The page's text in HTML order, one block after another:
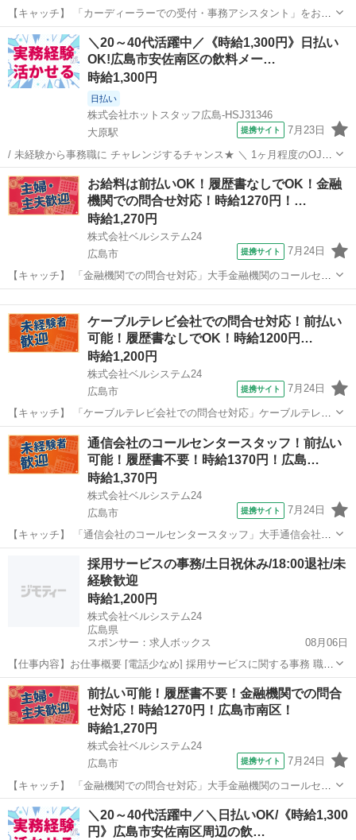
【キャッチ】 「カーディーラーでの受付・事務アシスタント」をお任
せ!!日払いで好きな時にお給料GET未経験スタッフ活躍中スキルに自信
がなくてもOK◎【未経験歓迎】人と接することが好きな方におすすめ
◎20～40代女性活躍中・即...
広島 広島市 一般事務
＼20～40代活躍中／《時給1,300円》日払い
OK!広島市安佐南区の飲料メー…
時給1,300円
日払い
株式会社ホットスタッフ広島-HSJ31346
大原駅
提携サイト 7月23日
/ 未経験から事務職に チャレンジするチャンス★ ＼ 1ヶ月程度のOJT
があるので しっかり学べます! 業務中、分からないことがあっても す
ぐに聞ける環境なので 安心して働けますよ♪ < こんな作業をします!! >
...
広島 大原駅 一般事務
お給料は前払いOK！履歴書なしでOK！金融
機関での問合せ対応！時給1270円！…
時給1,270円
株式会社ベルシステム24
広島市
提携サイト 7月24日
【キャッチ】 「金融機関での問合せ対応」大手金融機関のコールセン
ター！土日祝休み！開始日調整OK 【コメント】 ベルシステム24には
経験や資格一切不問のお仕事も多数(^^♪ ＃扶養内・Wワーク ＃週2の
スキマワーク ＃1...ケーブルテレビ会社での問合せ対応！前払い
可能！履歴書なしでOK！時給1200円…
時給1,200円
株式会社ベルシステム24
広島市
提携サイト 7月24日
【キャッチ】 「ケーブルテレビ会社での問合せ対応」ケーブルテレビ
会社のカスタマーサポート！週3日～！開始日調整OK！未経験OK
【コメント】 ベルシステム24には経験や資格一切不問のお仕事も多数
(^^♪ ＃扶養内・Wワー...
広島 広島市 電話対応
通信会社のコールセンタースタッフ！前払い
可能！履歴書不要！時給1370円！広島…
時給1,370円
株式会社ベルシステム24
広島市
提携サイト 7月24日
【キャッチ】 「通信会社のコールセンタースタッフ」大手通信会社の
コールセンター！未経験OK！平日休み！週2日～！扶養内可 【コメン
ト】 ベルシステム24なら前払い＆履歴書不要！ 勤務時間や働き方な
ど、あなたのライフスタイル...
広島市 電話対応
採用サービスの事務/土日祝休み/18:00退社/未
経験歓迎
時給1,200円
株式会社ベルシステム24
広島県
スポンサー：求人ボックス
08月06日
【仕事内容】お仕事概要 [電話少なめ] 採用サービスに関する事務 職種
事務 仕事内容 採用サービスに関する事務全般のお仕事です。メール作
成・送信やExcel・社内システムへの情報入力を行います。企業の採用
担当者への連携作業が中心...
アルバイト・パート / 契約社員
前払い可能！履歴書不要！金融機関での問合
せ対応！時給1270円！広島市南区！
時給1,270円
株式会社ベルシステム24
広島市
提携サイト 7月24日
【キャッチ】 「金融機関での問合せ対応」大手金融機関のコールセン
ター！土日祝休み！開始日調整OK 【コメント】 ベルシステム24には
経験や資格一切不問のお仕事も多数(^^♪ ＃扶養内・Wワーク ＃週2の
スキマワーク ＃1...
広島 広島市 電話対応
＼20～40代活躍中／＼日払いOK/《時給1,300
円》広島市安佐南区周辺の飲…